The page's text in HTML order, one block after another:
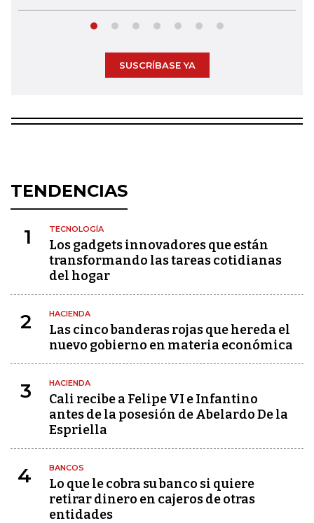
SUSCRÍBASE YA
TENDENCIAS
1 TECNOLOGÍA
Los gadgets innovadores que están
transformando las tareas cotidianas
del hogar
2 HACIENDA
Las cinco banderas rojas que hereda el
nuevo gobierno en materia económica
3 HACIENDA
Cali recibe a Felipe VI e Infantino
antes de la posesión de Abelardo De la
Espriella
4 BANCOS
Lo que le cobra su banco si quiere
retirar dinero en cajeros de otras
entidades